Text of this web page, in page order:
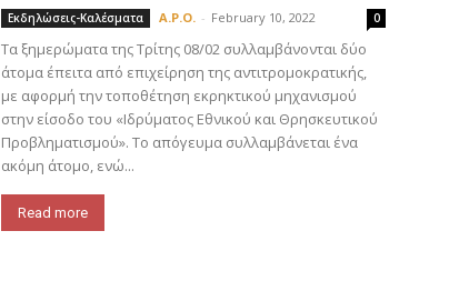
Εκδηλώσεις-Καλέσματα A.P.O. - February 10, 2022 0
Τα ξημερώματα της Τρίτης 08/02 συλλαμβάνονται δύο
άτομα έπειτα από επιχείρηση της αντιτρομοκρατικής,
με αφορμή την τοποθέτηση εκρηκτικού μηχανισμού
στην είσοδο του «Ιδρύματος Εθνικού και Θρησκευτικού
Προβληματισμού». Το απόγευμα συλλαμβάνεται ένα
ακόμη άτομο, ενώ...
Read more